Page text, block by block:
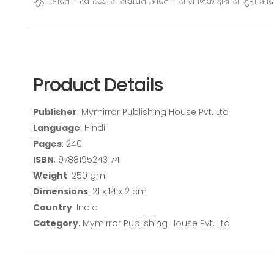
Product Details
Publisher: Mymirror Publishing House Pvt. Ltd
Language: Hindi
Pages: 240
ISBN: 9788195243174
Weight: 250 gm
Dimensions: 21 x 14 x 2 cm
Country: India
Category: Mymirror Publishing House Pvt. Ltd